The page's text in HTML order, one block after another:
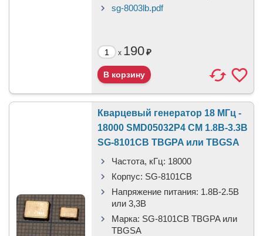
sg-8003lb.pdf
x 190₽
Кварцевый генератор 18 МГц -
18000 SMD05032P4 CM 1.8В-3.3В
SG-8101CB TBGPA или TBGSA
Частота, кГц: 18000
Корпус: SG-8101CB
Напряжение питания: 1.8В-2.5B
или 3,3B
Марка: SG-8101CB TBGPA или
TBGSA